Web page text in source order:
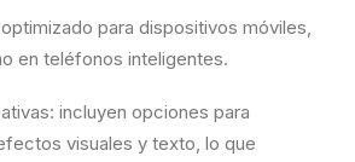
para dispositivos móviles,
en teléfonos inteligentes.
incluyen opciones para
visuales y texto, lo que